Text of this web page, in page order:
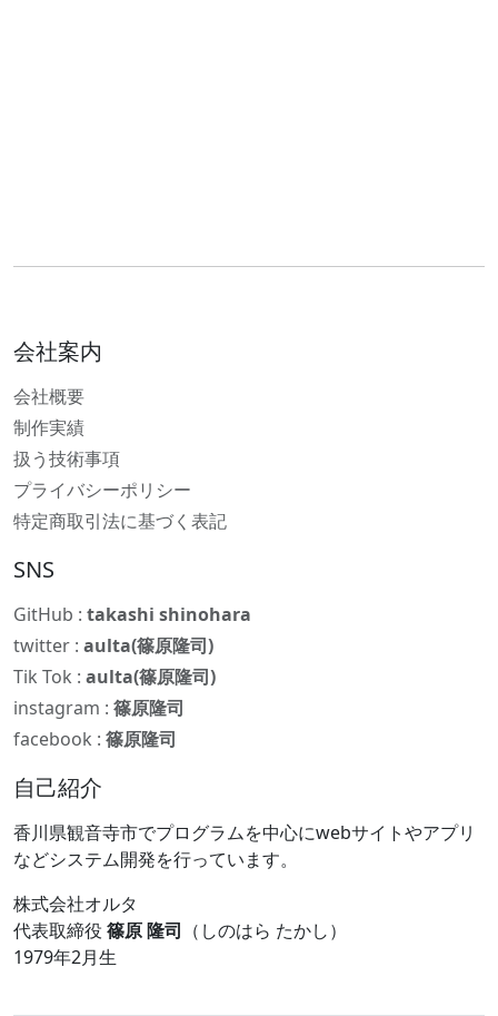
会社案内
会社概要
制作実績
扱う技術事項
プライバシーポリシー
特定商取引法に基づく表記
SNS
GitHub : takashi shinohara
twitter : aulta(篠原隆司)
Tik Tok : aulta(篠原隆司)
instagram : 篠原隆司
facebook : 篠原隆司
自己紹介
香川県観音寺市でプログラムを中心にwebサイトやアプリ
などシステム開発を行っています。
株式会社オルタ
代表取締役 篠原 隆司 （しのはら たかし）
1979年2月生